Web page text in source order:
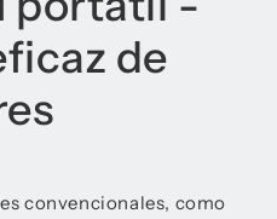
de
convencionales, como